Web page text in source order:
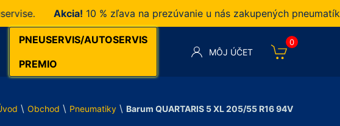
Akcia!10 % zľava na prezúvanie u nás zakupených pneumatík v
PNEUSERVIS/AUTOSERVIS
PREMIO
MÔJ ÚČET
0
\ Obchod \ Pneumatiky \ Barum QUARTARIS 5 XL 205/55 R16 94V